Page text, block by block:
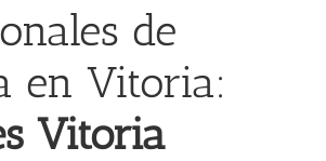
de
en Vitoria:
Vitoria